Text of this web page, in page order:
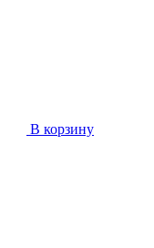
В корзину